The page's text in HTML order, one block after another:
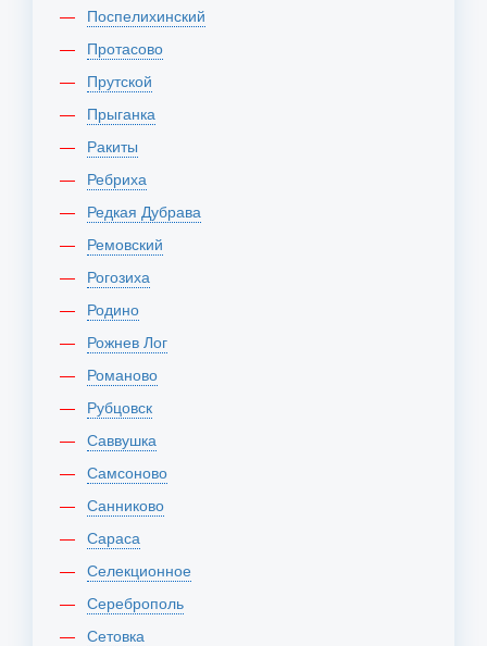
Поспелихинский
Протасово
Прутской
Прыганка
Ракиты
Ребриха
Редкая Дубрава
Ремовский
Рогозиха
Родино
Рожнев Лог
Романово
Рубцовск
Саввушка
Самсоново
Санниково
Сараса
Селекционное
Сереброполь
Сетовка